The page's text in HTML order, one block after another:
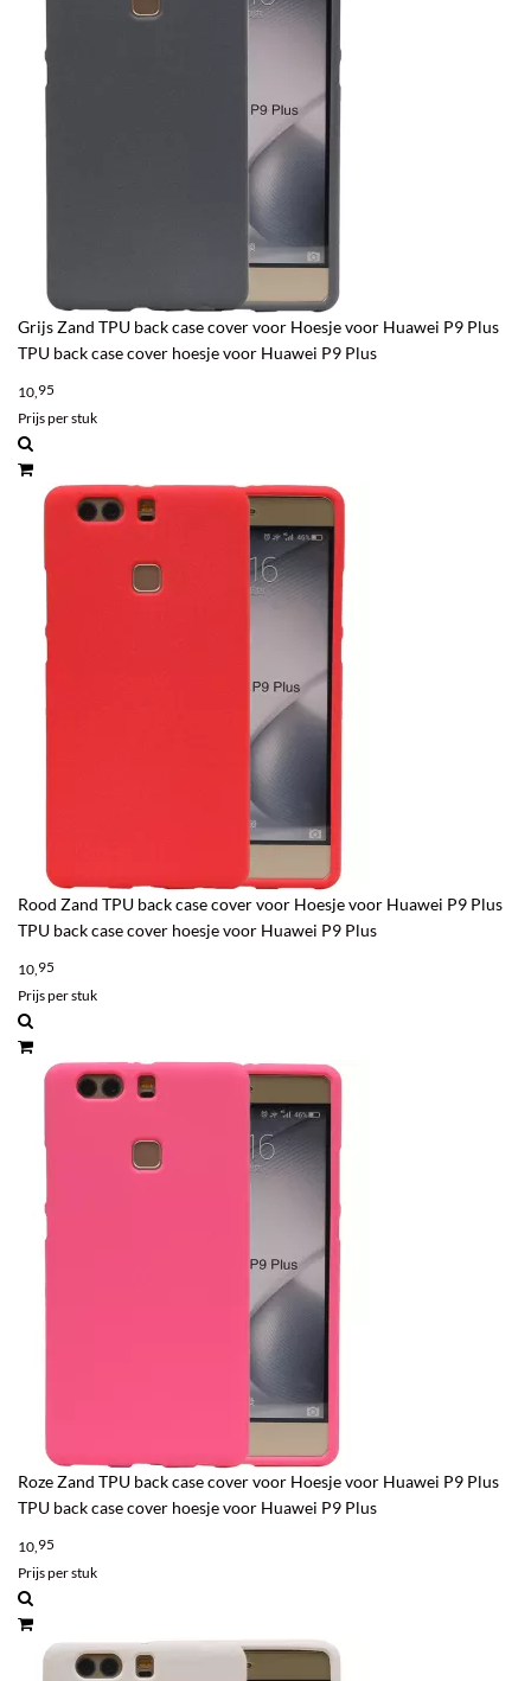
Grijs Zand TPU back case cover voor Hoesje voor Huawei P9 Plus
TPU back case cover hoesje voor Huawei P9 Plus
10,95
Prijs per stuk
Rood Zand TPU back case cover voor Hoesje voor Huawei P9 Plus
TPU back case cover hoesje voor Huawei P9 Plus
10,95
Prijs per stuk
Roze Zand TPU back case cover voor Hoesje voor Huawei P9 Plus
TPU back case cover hoesje voor Huawei P9 Plus
10,95
Prijs per stuk